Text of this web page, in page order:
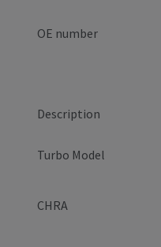
OE number
Description
Turbo Model
CHRA